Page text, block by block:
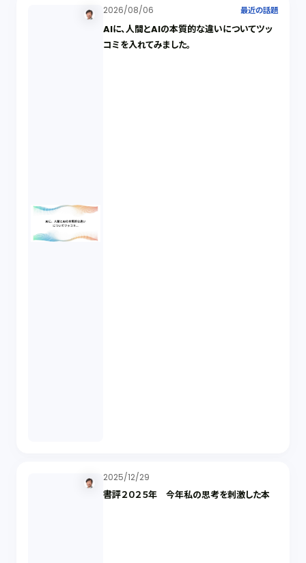
2026/08/06 最近の話題
AIに、人間とAIの本質的な違いについてツッ
コミを入れてみました。
2025/12/29
書評２０２５年 今年私の思考を刺激した本